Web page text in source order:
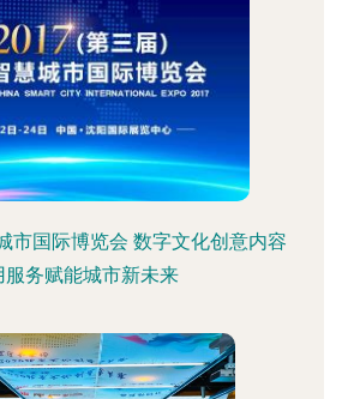
市国际博览会 数字文化创意内容
服务赋能城市新未来